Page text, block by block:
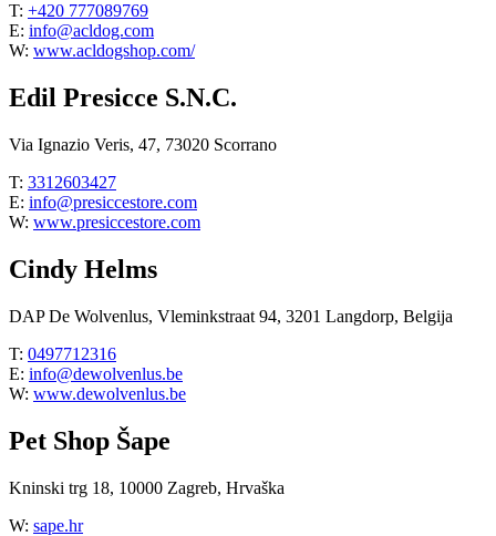
T: +420 777089769
E: info@acldog.com
W: www.acldogshop.com/
Edil Presicce S.N.C.
Via Ignazio Veris, 47, 73020 Scorrano
T: 3312603427
E: info@presiccestore.com
W: www.presiccestore.com
Cindy Helms
DAP De Wolvenlus, Vleminkstraat 94, 3201 Langdorp, Belgija
T: 0497712316
E: info@dewolvenlus.be
W: www.dewolvenlus.be
Pet Shop Šape
Kninski trg 18, 10000 Zagreb, Hrvaška
W: sape.hr